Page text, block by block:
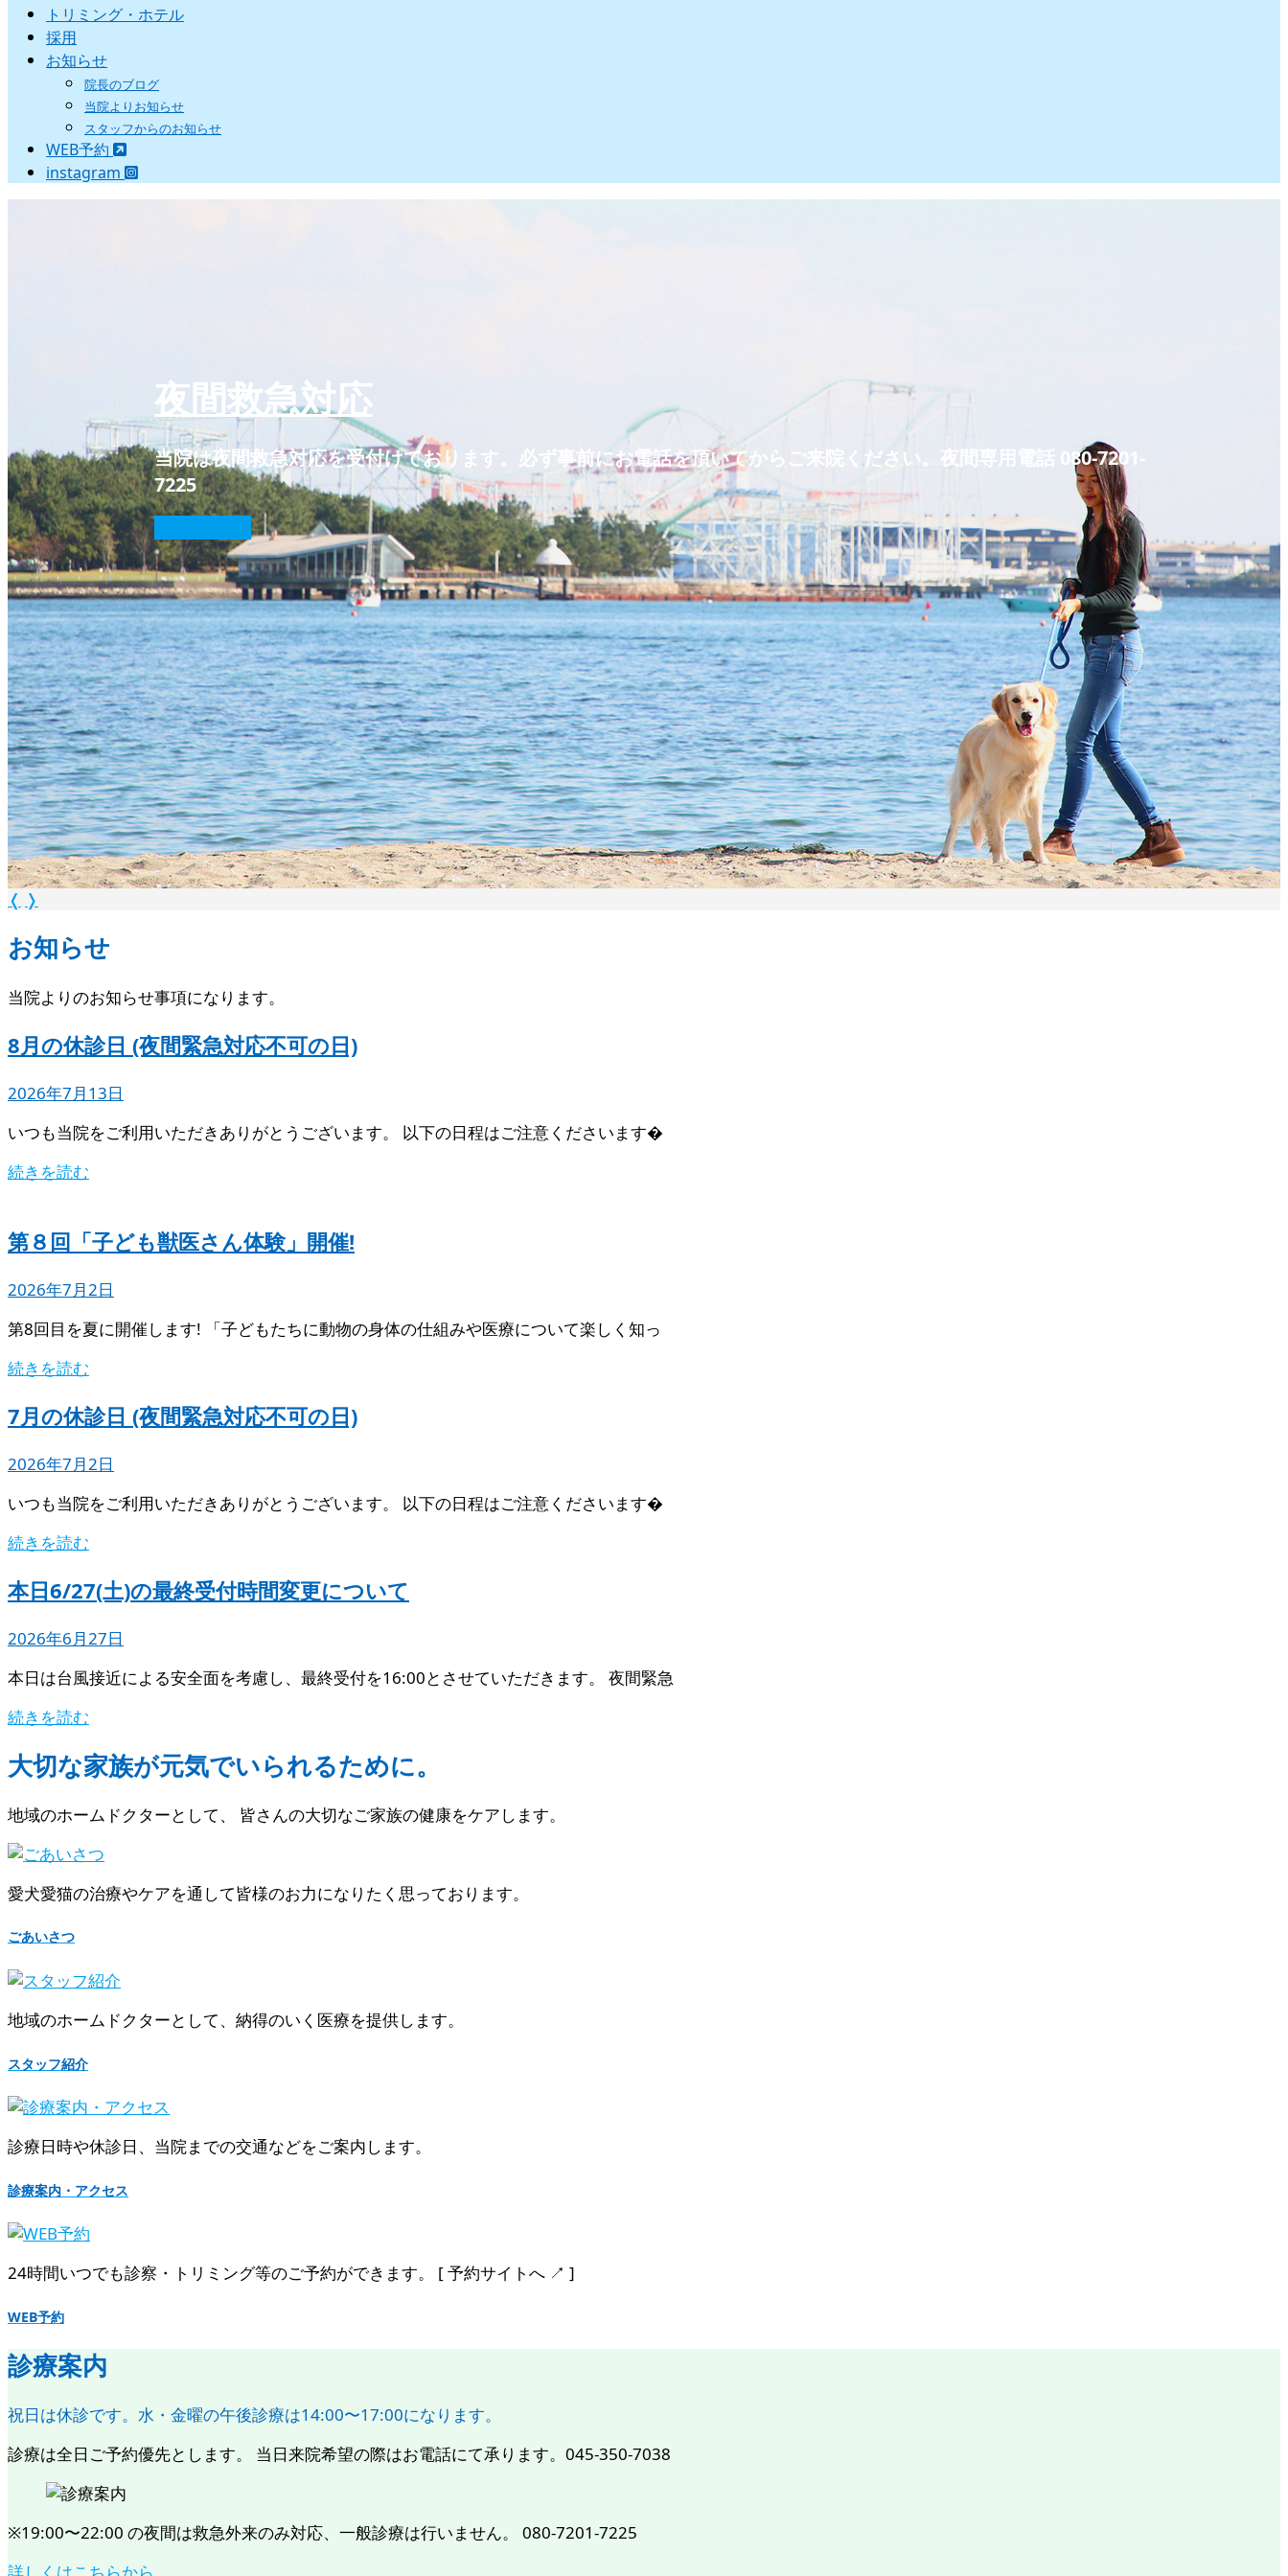
トリミング・ホテル
採用
お知らせ
院長のブログ
当院よりお知らせ
スタッフからのお知らせ
WEB予約
instagram
夜間救急対応
当院は夜間救急対応を受付けております。必ず事前にお電話を頂いてからご来院ください。夜間専用電話 080-7201-
7225‬
❬ ❭
お知らせ
当院よりのお知らせ事項になります。
8月の休診日 (夜間緊急対応不可の日)
2026年7月13日
いつも当院をご利用いただきありがとうございます。 以下の日程はご注意くださいます�
続きを読む
第８回「子ども獣医さん体験」開催!
2026年7月2日
第8回目を夏に開催します! 「子どもたちに動物の身体の仕組みや医療について楽しく知っ
続きを読む
7月の休診日 (夜間緊急対応不可の日)
2026年7月2日
いつも当院をご利用いただきありがとうございます。 以下の日程はご注意くださいます�
続きを読む
本日6/27(土)の最終受付時間変更について
2026年6月27日
本日は台風接近による安全面を考慮し、最終受付を16:00とさせていただきます。 夜間緊急
続きを読む
大切な家族が元気でいられるために。
地域のホームドクターとして、 皆さんの大切なご家族の健康をケアします。
愛犬愛猫の治療やケアを通して皆様のお力になりたく思っております。
ごあいさつ
地域のホームドクターとして、納得のいく医療を提供します。
スタッフ紹介
診療日時や休診日、当院までの交通などをご案内します。
診療案内・アクセス
24時間いつでも診察・トリミング等のご予約ができます。 [ 予約サイトへ ↗︎ ]
WEB予約
診療案内
祝日は休診です。水・金曜の午後診療は14:00〜17:00になります。
診療は全日ご予約優先とします。 当日来院希望の際はお電話にて承ります。045-350-7038
※19:00〜22:00 の夜間は救急外来のみ対応、一般診療は行いません。 080-7201-7225